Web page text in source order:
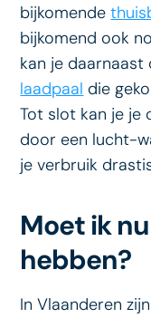
bijkomende
bijkomend ook
kan je daarnaast
laadpaal die
Tot slot kan je je
door een lucht-
je verbruik
Moet ik
hebben?
In Vlaanderen